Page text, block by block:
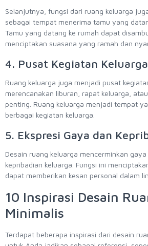
Selanjutnya, fungsi dari ruang keluarga
sebagai tempat menerima tamu yang
Tamu yang datang ke rumah dapat
menciptakan suasana yang ramah dan
4. Pusat Kegiatan Keluarga
Ruang keluarga juga menjadi pusat
merencanakan liburan, rapat keluarga,
penting. Ruang keluarga menjadi tempat
berbagai kegiatan keluarga.
5. Ekspresi Gaya dan
Desain ruang keluarga mencerminkan
kepribadian keluarga. Fungsi ini
dapat memberikan kesan personal dalam
10 Inspirasi Desain
Minimalis
Terdapat beberapa inspirasi dari desain